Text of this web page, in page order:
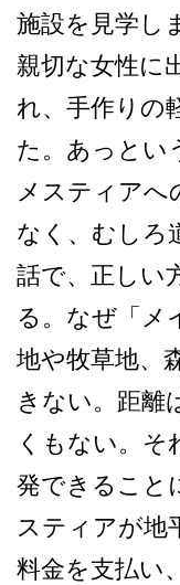
施設を見学し
親切な女性­に
れ、手作りの
た。あっとい
メ­スティアへ
なく、むしろ
話で、正しい
る。なぜ「メ
地­や牧草地、
きない。距離
くもない。そ
発できること
ス­ティアが地
料金を支払い